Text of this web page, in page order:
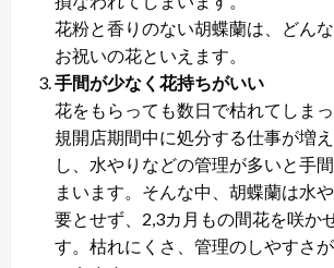
花粉と香りのない胡蝶蘭は、どん
お祝いの花といえます。
手間が少なく花持ちがいい
花をもらっても数日で枯れてしま
規開店期間中に処分する仕事が増
し、水やりなどの管理が多いと手
まいます。そんな中、胡蝶蘭は水
要とせず、2,3カ月もの間花を咲か
す。枯れにくさ、管理のしやすさ